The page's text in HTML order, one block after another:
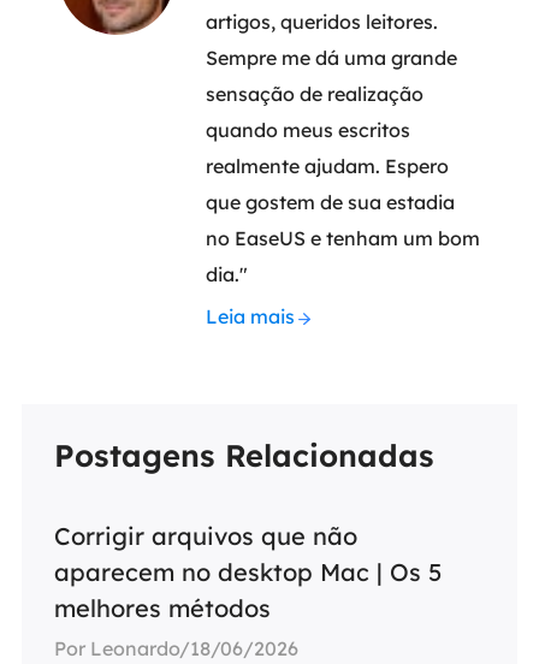
artigos, queridos leitores.
Sempre me dá uma grande
sensação de realização
quando meus escritos
realmente ajudam. Espero
que gostem de sua estadia
no EaseUS e tenham um bom
dia."
Leia mais
Postagens Relacionadas
Corrigir arquivos que não
aparecem no desktop Mac | Os 5
melhores métodos
Por Leonardo/18/06/2026